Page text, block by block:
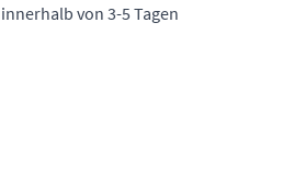
von 3-5 Tagen